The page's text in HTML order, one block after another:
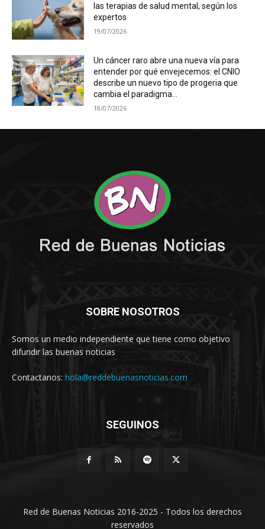
las terapias de salud mental, según los
expertos
19/07/2026
Un cáncer raro abre una nueva vía para
entender por qué envejecemos: el CNIO
describe un nuevo tipo de progeria que
cambia el paradigma...
18/07/2026
SOBRE NOSOTROS
Somos un medio independiente que tiene como objetivo
difundir las buenas noticias
Contactanos: hola@reddebuenasnoticias.com
SEGUINOS
Red de Buenas Noticias 2016-2025 - Todos los derechos
reservados